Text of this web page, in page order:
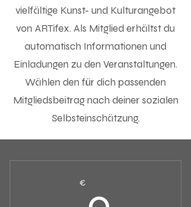
vielfältige Kunst- und Kulturangebot
von ARTifex. Als Mitglied erhältst du
automatisch Informationen und
Einladungen zu den Veranstaltungen.
Wählen den für dich passenden
Mitgliedsbeitrag nach deiner sozialen
Selbsteinschätzung.
€